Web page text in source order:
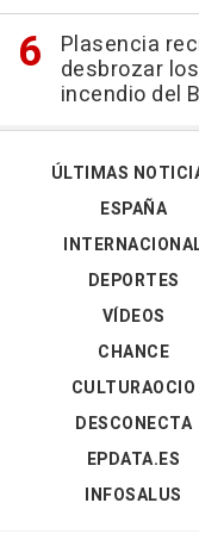
Plasencia
desbrozar
incendio del
ÚLTIMAS
ESPAÑA
DEPORTES
VÍDEOS
CHANCE
CULTURAOCIO
DESCONECTA
EPDATA.ES
INFOSALUS